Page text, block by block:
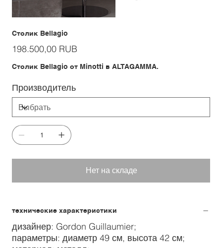
Столик Bellagio
Цена
198.500,00 RUB
Столик Bellagio от Minotti в ALTAGAMMA.
Производитель
Нет на складе
технические характеристики
дизайнер: Gordon Guillaumier;
параметры: диаметр 49 см, высота 42 см;